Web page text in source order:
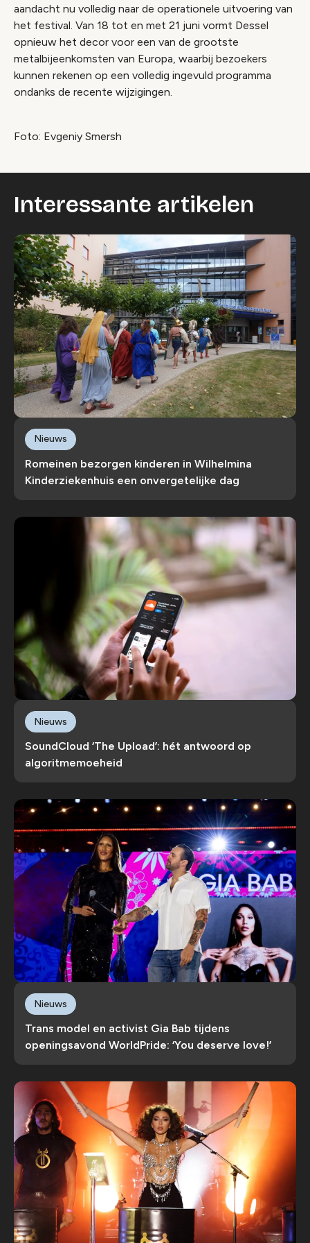
aandacht nu volledig naar de operationele uitvoering van
het festival. Van 18 tot en met 21 juni vormt Dessel
opnieuw het decor voor een van de grootste
metalbijeenkomsten van Europa, waarbij bezoekers
kunnen rekenen op een volledig ingevuld programma
ondanks de recente wijzigingen.
Foto: Evgeniy Smersh
Interessante artikelen
Romeinen bezorgen kinderen in Wilhelmina
Kinderziekenhuis een onvergetelijke dag
Nieuws
SoundCloud ‘The Upload’: hét antwoord op
algoritmemoeheid
Nieuws
Trans model en activist Gia Bab tijdens
openingsavond WorldPride: ‘You deserve love!’
Nieuws